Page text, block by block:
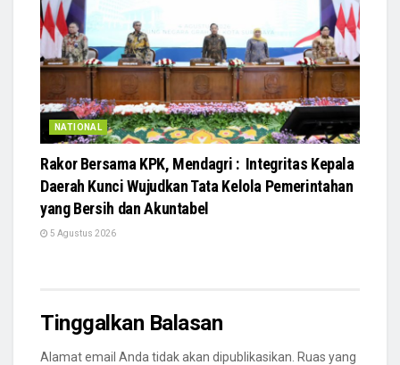
NATIONAL
Rakor Bersama KPK, Mendagri : Integritas Kepala
Daerah Kunci Wujudkan Tata Kelola Pemerintahan
yang Bersih dan Akuntabel
5 Agustus 2026
Tinggalkan Balasan
Alamat email Anda tidak akan dipublikasikan. Ruas yang